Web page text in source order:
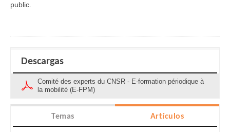
public.
Descargas
Comité des experts du CNSR - E-formation périodique à
la mobilité (E-FPM)
Temas Artículos